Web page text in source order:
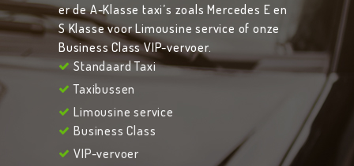
er de A-Klasse taxi’s zoals Mercedes E en
S Klasse voor Limousine service of onze
Business Class VIP-vervoer.
Standaard Taxi
Taxibussen
Limousine service
Business Class
VIP-vervoer